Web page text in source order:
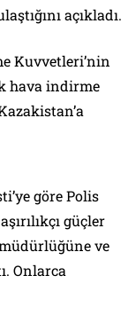
açıkladı.
Kuvvetleri’nin
hava indirme
göre Polis
güçler
ve
Onlarca